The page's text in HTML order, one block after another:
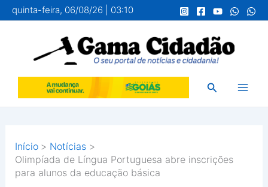
para
conteúdo
quinta-feira, 06/08/26 | 03:10
Pesquisar
Início
Notícias
Olimpíada de Língua Portuguesa abre inscrições
para alunos da educação básica